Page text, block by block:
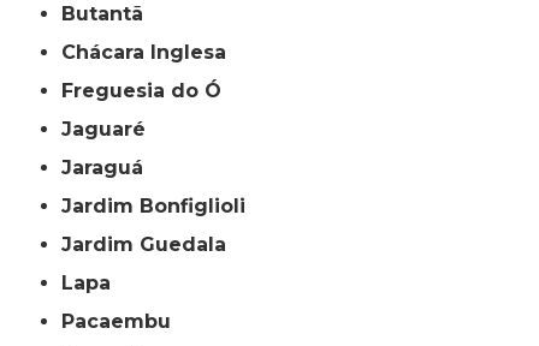
Butantã
Chácara Inglesa
Freguesia do Ó
Jaguaré
Jaraguá
Jardim Bonfiglioli
Jardim Guedala
Lapa
Pacaembu